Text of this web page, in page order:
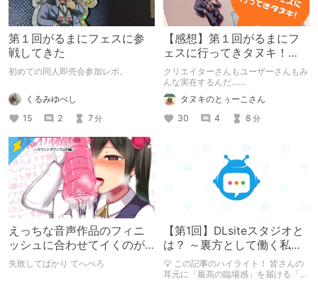
第１回がるまにフェスに参
戦してきた
初めての同人即売会参加レポ。
くるみゆべし
15
2 7分
【感想】第１回がるまにフ
ェスに行ってきタヌキ！
【レポ】
クリエイターさんもユーザーさんもみ
んな実在するんだ……
タヌキのとぅーこさん
30
4 8 分
えっちな音声作品のフィニ
ッシュに合わせてイくのが
下手すぎる【失敗した話】
失敗してばかり てへぺろ
【第1回】DLsiteスタジオと
は？ ～裏方として働く私た
ちの紹介
💡 この記事のハイライト！ 皆さんの
耳元に「最高の臨場感」を届ける「サ